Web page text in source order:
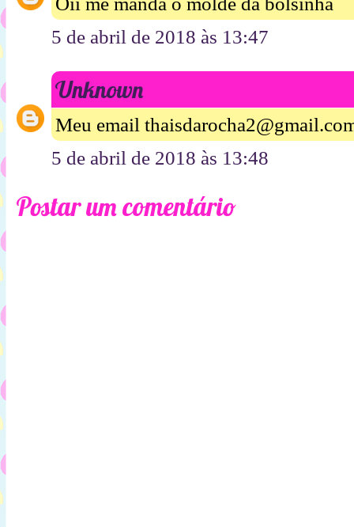
5 de abril de 2018 às 13:47
Unknown
Meu email
5 de abril de 2018 às 13:48
Postar um comentário